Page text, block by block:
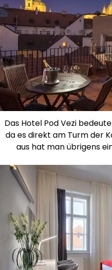
Das Hotel Pod Vezi
da es direkt am Turm der
aus hat man übrigens